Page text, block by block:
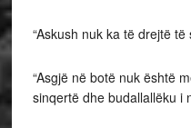
“Askush nuk ka të drejtë
“Asgjë në botë nuk është
sinqertë dhe budallallëku i